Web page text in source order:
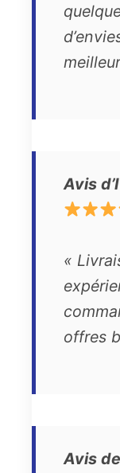
Avis
«
offres
Avis